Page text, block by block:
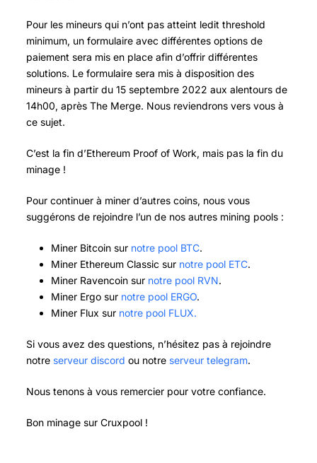
Pour les mineurs qui n’ont pas atteint ledit threshold
minimum, un formulaire avec différentes options de
paiement sera mis en place afin d’offrir différentes
solutions. Le formulaire sera mis à disposition des
mineurs à partir du 15 septembre 2022 aux alentours de
14h00, après The Merge. Nous reviendrons vers vous à
ce sujet.
C’est la fin d’Ethereum Proof of Work, mais pas la fin du
minage !
Pour continuer à miner d’autres coins, nous vous
suggérons de rejoindre l’un de nos autres mining pools :
Miner Bitcoin sur notre pool BTC.
Miner Ethereum Classic sur notre pool ETC.
Miner Ravencoin sur notre pool RVN.
Miner Ergo sur notre pool ERGO.
Miner Flux sur notre pool FLUX.
Si vous avez des questions, n’hésitez pas à rejoindre
notre serveur discord ou notre serveur telegram.
Nous tenons à vous remercier pour votre confiance.
Bon minage sur Cruxpool !